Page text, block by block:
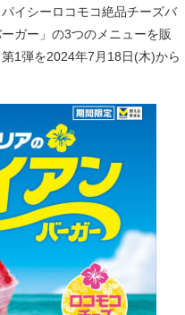
イシーロコモコ絶品チーズバ
ガー」の3つのメニューを販
1弾を2024年7月18日(木)から